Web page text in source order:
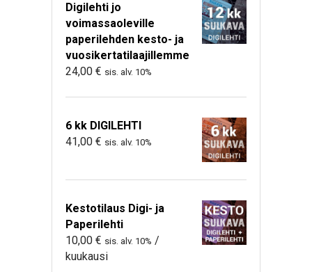
Digilehti jo
voimassaoleville
paperilehden kesto- ja
vuosikertatilaajillemme
24,00 € sis. alv. 10%
6 kk DIGILEHTI
41,00 € sis. alv. 10%
Kestotilaus Digi- ja
Paperilehti
10,00 € sis. alv. 10% /
kuukausi